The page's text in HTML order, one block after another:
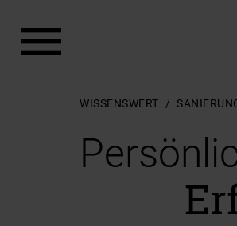
WISSENSWERT